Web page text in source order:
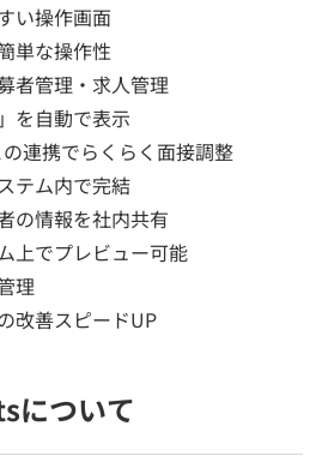
い操作画面
単な操作性
者管理・求人管理
を自動で表示
連携でらくらく面接調整
テム内で完結
の情報を社内共有
上でプレビュー可能
理
改善スピードUP
について